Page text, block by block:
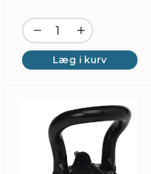
Læg i kurv